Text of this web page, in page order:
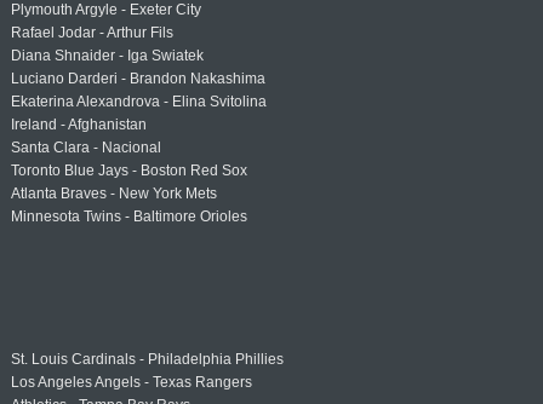
Plymouth Argyle - Exeter City
Rafael Jodar - Arthur Fils
Diana Shnaider - Iga Swiatek
Luciano Darderi - Brandon Nakashima
Ekaterina Alexandrova - Elina Svitolina
Ireland - Afghanistan
Santa Clara - Nacional
Toronto Blue Jays - Boston Red Sox
Atlanta Braves - New York Mets
Minnesota Twins - Baltimore Orioles
St. Louis Cardinals - Philadelphia Phillies
Los Angeles Angels - Texas Rangers